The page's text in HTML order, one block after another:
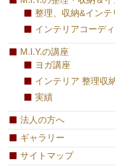
整理、収納&インテ
インテリアコーデ
M.I.Y.の講座
ヨガ講座
インテリア 整理収
実績
法人の方へ
ギャラリー
サイトマップ